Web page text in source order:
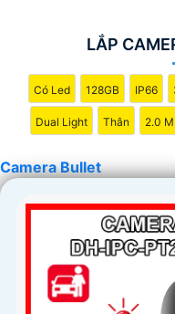
'
LẮP
Có Led 128GB IP66
Dual Light Thân 2.0
Camera Bullet